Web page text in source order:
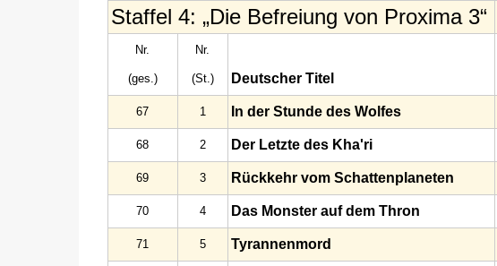
Staffel 4: „Die Befreiung von Proxima 3“
Nr.
(ges.)
Nr.
(St.) Deutscher Titel
67 1 In der Stunde des Wolfes
68 2 Der Letzte des Kha'ri
69 3 Rückkehr vom Schattenplaneten
70 4 Das Monster auf dem Thron
71 5 Tyrannenmord